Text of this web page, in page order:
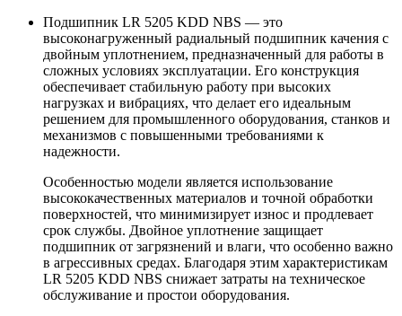
Подшипник LR 5205 KDD NBS — это
высоконагруженный радиальный подшипник качения с
двойным уплотнением, предназначенный для работы в
сложных условиях эксплуатации. Его конструкция
обеспечивает стабильную работу при высоких
нагрузках и вибрациях, что делает его идеальным
решением для промышленного оборудования, станков и
механизмов с повышенными требованиями к
надежности.
Особенностью модели является использование
высококачественных материалов и точной обработки
поверхностей, что минимизирует износ и продлевает
срок службы. Двойное уплотнение защищает
подшипник от загрязнений и влаги, что особенно важно
в агрессивных средах. Благодаря этим характеристикам
LR 5205 KDD NBS снижает затраты на техническое
обслуживание и простои оборудования.